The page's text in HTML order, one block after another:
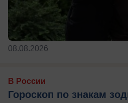
08.08.2026
В России
Гороскоп по знакам